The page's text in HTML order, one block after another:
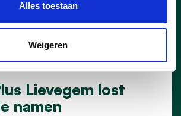
Alles toestaan
Weigeren
Lievegem lost
namen